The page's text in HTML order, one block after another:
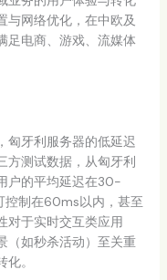
与网络优化，在中欧及
足电商、游戏、流媒体
匈牙利服务器的低延迟
方测试数据，从匈牙利
户的平均延迟在30-
控制在60ms以内，甚至
对于实时交互类应用
（如秒杀活动）至关重
。